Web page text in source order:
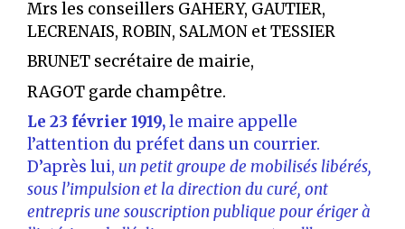
Mrs les conseillers GAHERY, GAUTIER,
LECRENAIS, ROBIN, SALMON et TESSIER
BRUNET secrétaire de mairie,
RAGOT garde champêtre.
Le 23 février 1919,le maire appelle
l’attention du préfet dans un courrier.
D’après lui, un petit groupe de mobilisés libérés,
sous l’impulsion et la direction du curé, ont
entrepris une souscription publique pour ériger à